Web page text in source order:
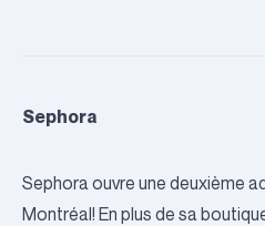
Sephora
Sephora ouvre une deuxième
Montréal! En plus de sa